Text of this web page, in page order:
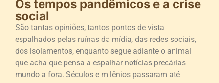
Os tempos pandêmicos e a crise
social
São tantas opiniões, tantos pontos de vista
espalhados pelas ruínas da mídia, das redes sociais,
dos isolamentos, enquanto segue adiante o animal
que acha que pensa a espalhar notícias precárias
mundo a fora. Séculos e milênios passaram até